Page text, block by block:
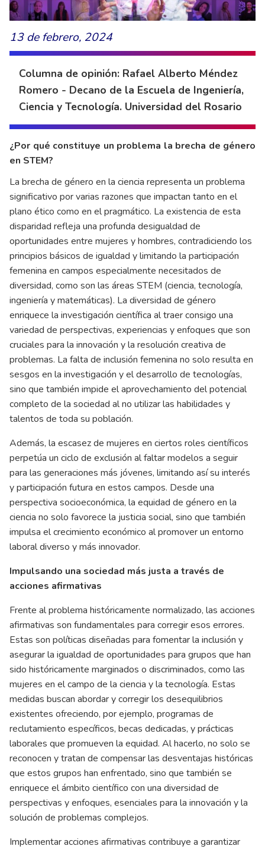
13 de febrero, 2024
Columna de opinión: Rafael Alberto Méndez
Romero - Decano de la Escuela de Ingeniería,
Ciencia y Tecnología. Universidad del Rosario
¿Por qué constituye un problema la brecha de género
en STEM?
La brecha de género en la ciencia representa un problema
significativo por varias razones que impactan tanto en el
plano ético como en el pragmático. La existencia de esta
disparidad refleja una profunda desigualdad de
oportunidades entre mujeres y hombres, contradiciendo los
principios básicos de igualdad y limitando la participación
femenina en campos especialmente necesitados de
diversidad, como son las áreas STEM (ciencia, tecnología,
ingeniería y matemáticas). La diversidad de género
enriquece la investigación científica al traer consigo una
variedad de perspectivas, experiencias y enfoques que son
cruciales para la innovación y la resolución creativa de
problemas. La falta de inclusión femenina no solo resulta en
sesgos en la investigación y el desarrollo de tecnologías,
sino que también impide el aprovechamiento del potencial
completo de la sociedad al no utilizar las habilidades y
talentos de toda su población.
Además, la escasez de mujeres en ciertos roles científicos
perpetúa un ciclo de exclusión al faltar modelos a seguir
para las generaciones más jóvenes, limitando así su interés
y participación futura en estos campos. Desde una
perspectiva socioeconómica, la equidad de género en la
ciencia no solo favorece la justicia social, sino que también
impulsa el crecimiento económico al promover un entorno
laboral diverso y más innovador.
Impulsando una sociedad más justa a través de
acciones afirmativas
Frente al problema históricamente normalizado, las acciones
afirmativas son fundamentales para corregir esos errores.
Estas son políticas diseñadas para fomentar la inclusión y
asegurar la igualdad de oportunidades para grupos que han
sido históricamente marginados o discriminados, como las
mujeres en el campo de la ciencia y la tecnología. Estas
medidas buscan abordar y corregir los desequilibrios
existentes ofreciendo, por ejemplo, programas de
reclutamiento específicos, becas dedicadas, y prácticas
laborales que promueven la equidad. Al hacerlo, no solo se
reconocen y tratan de compensar las desventajas históricas
que estos grupos han enfrentado, sino que también se
enriquece el ámbito científico con una diversidad de
perspectivas y enfoques, esenciales para la innovación y la
solución de problemas complejos.
Implementar acciones afirmativas contribuye a garantizar